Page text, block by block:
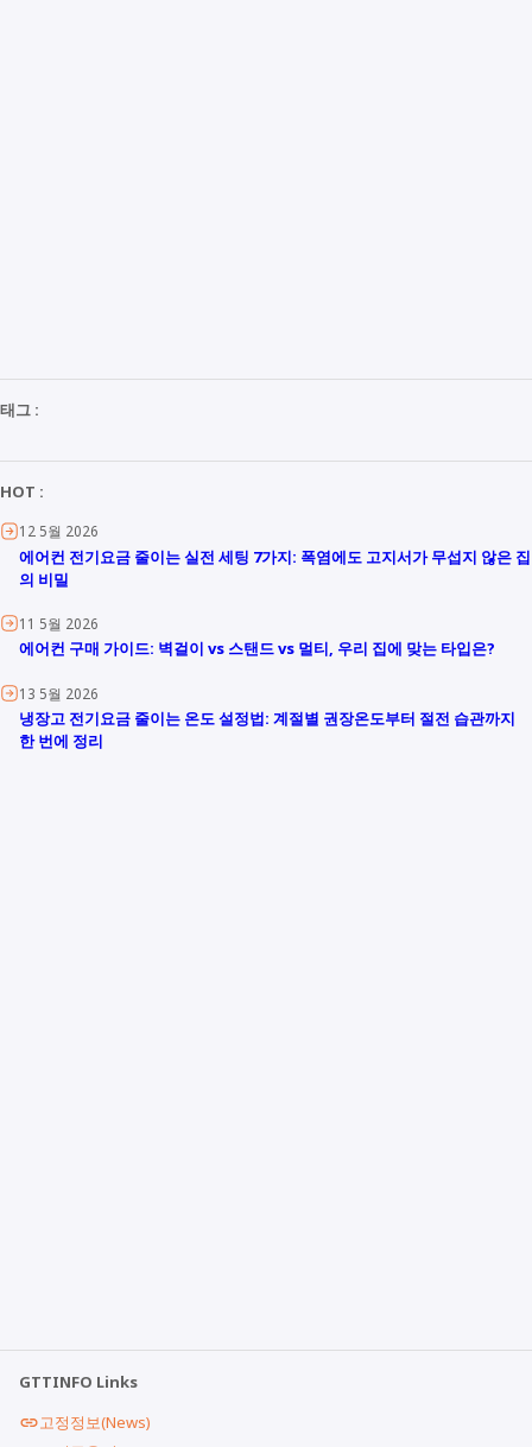
태그 :
HOT :
12 5월 2026
에어컨 전기요금 줄이는 실전 세팅 7가지: 폭염에도 고지서가 무섭지 않은 집
의 비밀
11 5월 2026
에어컨 구매 가이드: 벽걸이 vs 스탠드 vs 멀티, 우리 집에 맞는 타입은?
13 5월 2026
냉장고 전기요금 줄이는 온도 설정법: 계절별 권장온도부터 절전 습관까지
한 번에 정리
GTTINFO Links
고정정보(News)